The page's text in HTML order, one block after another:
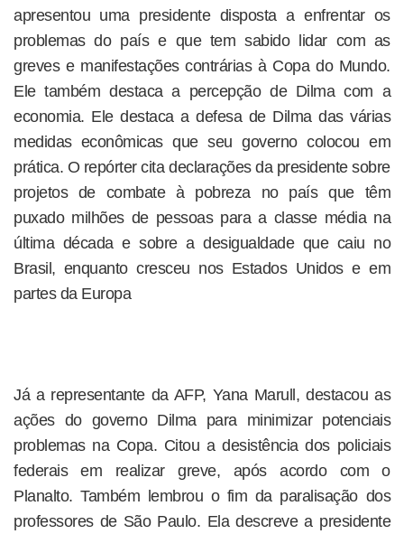
apresentou uma presidente disposta a enfrentar os
problemas do país e que tem sabido lidar com as
greves e manifestações contrárias à Copa do Mundo.
Ele também destaca a percepção de Dilma com a
economia. Ele destaca a defesa de Dilma das várias
medidas econômicas que seu governo colocou em
prática. O repórter cita declarações da presidente sobre
projetos de combate à pobreza no país que têm
puxado milhões de pessoas para a classe média na
última década e sobre a desigualdade que caiu no
Brasil, enquanto cresceu nos Estados Unidos e em
partes da Europa
Já a representante da AFP, Yana Marull, destacou as
ações do governo Dilma para minimizar potenciais
problemas na Copa. Citou a desistência dos policiais
federais em realizar greve, após acordo com o
Planalto. Também lembrou o fim da paralisação dos
professores de São Paulo. Ela descreve a presidente